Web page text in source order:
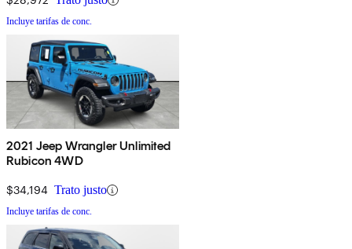
Incluye tarifas de conc.
2021 Jeep Wrangler Unlimited
Rubicon 4WD
$34,194 Trato justo
Incluye tarifas de conc.